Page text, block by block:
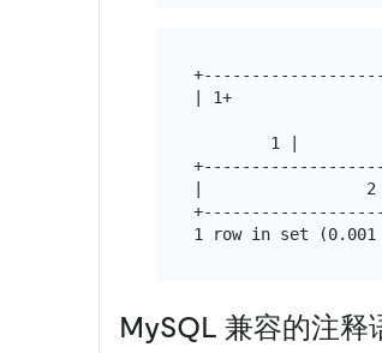
| 1+
        1 |
|                 2
MySQL 兼容的注释